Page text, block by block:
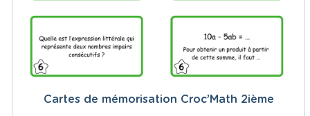
Cartes de mémorisation Croc’Math 2ième